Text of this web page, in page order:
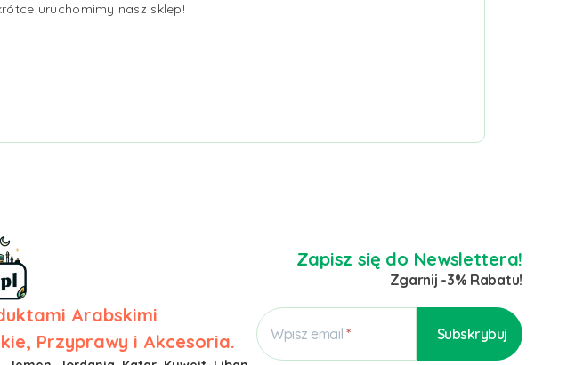
uruchomimy nasz sklep!
Arabskimi
Przyprawy i Akcesoria.
Zapisz się do Newslettera!
Zgarnij -3% Rabatu!
Wpisz email